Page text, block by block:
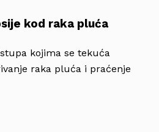
kod raka pluća
kojima se tekuća
raka pluća i praćenje